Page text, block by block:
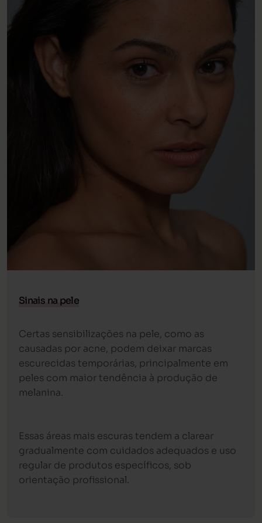
Sinais na pele
Certas sensibilizações na pele, como as
causadas por acne, podem deixar marcas
escurecidas temporárias, principalmente em
peles com maior tendência à produção de
melanina.
Essas áreas mais escuras tendem a clarear
gradualmente com cuidados adequados e uso
regular de produtos específicos, sob
orientação profissional.